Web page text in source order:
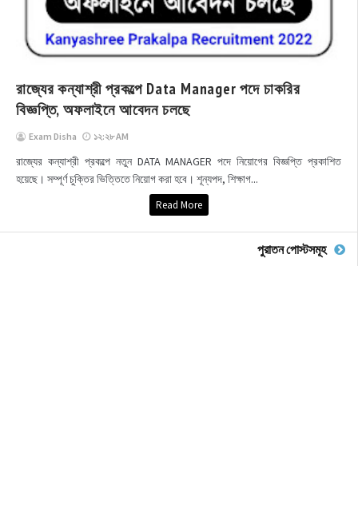
রাজ্যের কন্যাশ্রী প্রকল্পে Data Manager পদে চাকরির
বিজ্ঞপ্তি, অফলাইনে আবেদন চলছে
Exam Disha ১২:২৮ AM
রাজ্যের কন্যাশ্রী প্রকল্পে নতুন DATA MANAGER পদে নিয়োগের বিজ্ঞপ্তি প্রকাশিত
হয়েছে। সম্পূর্ণ চুক্তির ভিত্তিতে নিয়োগ করা হবে। শূন্যপদ, শিক্ষাগ...
Read More
পুরাতন পোস্টসমূহ